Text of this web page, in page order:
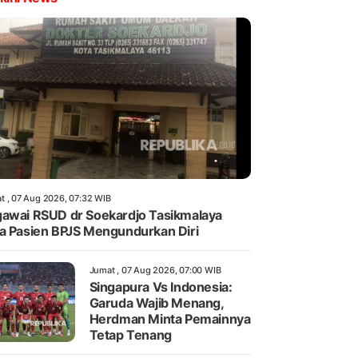
, 07 Aug 2026, 07:32 WIB
RSUD dr Soekardjo Tasikmalaya
Pasien BPJS Mengundurkan Diri
Jumat , 07 Aug 2026, 07:00 WIB
Singapura Vs Indonesia:
Garuda Wajib Menang,
Herdman Minta Pemainnya
Tetap Tenang